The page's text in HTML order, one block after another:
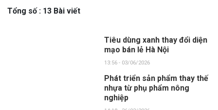
Tổng số : 13 Bài viết
Tiêu dùng xanh thay đổi diện
mạo bán lẻ Hà Nội
13:56 - 03/06/2026
Phát triển sản phẩm thay thế
nhựa từ phụ phẩm nông
nghiệp